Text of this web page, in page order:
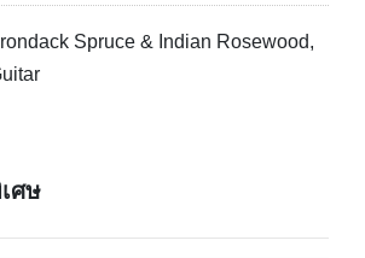
Spruce & Indian Rosewood,
ศษ